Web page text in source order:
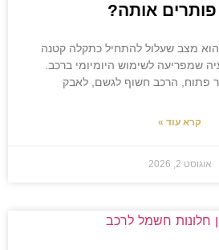
פותרים אותה?
הוא מצב שעלול להתחיל כתקלה קטנה
שמפריעה לשימוש היומיומי ברכב.
פתוח, הרכב חשוף לגשם, לאבק
קרא עוד »
אוגוסט 2, 2026